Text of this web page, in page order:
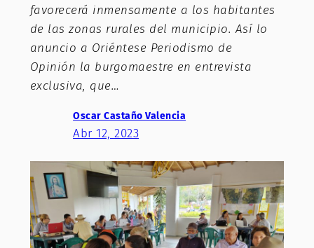
favorecerá inmensamente a los habitantes
de las zonas rurales del municipio. Así lo
anuncio a Oriéntese Periodismo de
Opinión la burgomaestre en entrevista
exclusiva, que…
Oscar Castaño Valencia
Abr 12, 2023